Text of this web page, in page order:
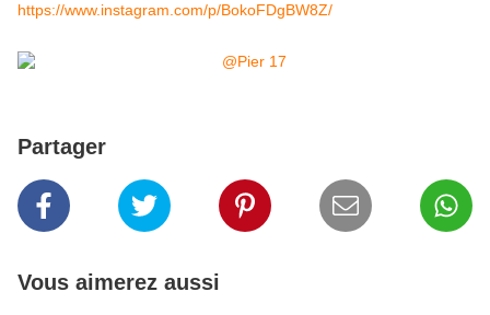
https://www.instagram.com/p/BokoFDgBW8Z/
Partager
Vous aimerez aussi